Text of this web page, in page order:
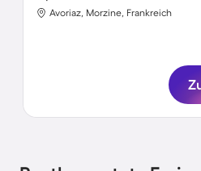
Avoriaz, Morzine, Frankreich